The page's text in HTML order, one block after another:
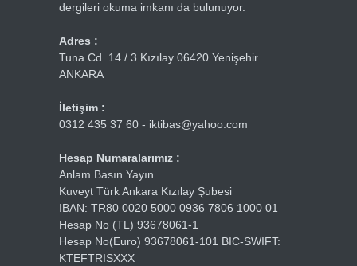
dergileri okuma imkanı da bulunuyor.
Adres :
Tuna Cd. 14 / 3 Kızılay 06420 Yenişehir
ANKARA
İletişim :
0312 435 37 60 - iktibas@yahoo.com
Hesap Numaralarımız :
Anlam Basın Yayın
Kuveyt Türk Ankara Kızılay Şubesi
IBAN: TR80 0020 5000 0936 7806 1000 01
Hesap No (TL) 93678061-1
Hesap No(Euro) 93678061-101 BIC-SWIFT:
KTEFTRISXXX